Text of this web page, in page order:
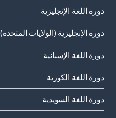
دورة اللغة الإنجليزية
دورة الإنجليزية (الولايات المتحدة)
دورة اللغة الإسبانية
دورة اللغة الكورية
دورة اللغة السويدية